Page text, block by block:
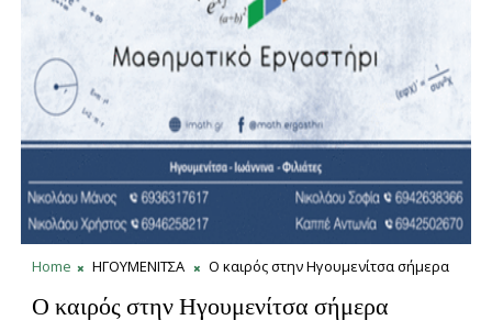
Home ΗΓΟΥΜΕΝΙΤΣΑ Ο καιρός στην Ηγουμενίτσα σήμερα
Ο καιρός στην Ηγουμενίτσα σήμερα